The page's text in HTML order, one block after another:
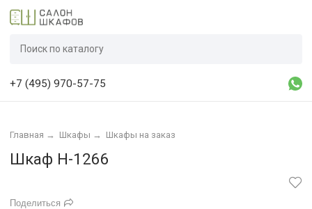
+7 (495) 970-57-75
Главная → Шкафы → Шкафы на заказ
Шкаф Н-1266
Поделиться